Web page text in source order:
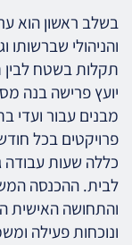
בשלב ראשון הוא
והניהולי שברשותו
תקלות בשטח לבין
יועץ פרישה בנה
מבנים עבור ועדי
פרויקטים בכל
כללה שעות
לבית. ההכנסה
והתחושה
ונוכחות פעילה